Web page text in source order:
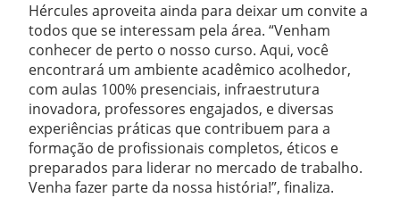
Hércules aproveita ainda para deixar um convite a
todos que se interessam pela área. “Venham
conhecer de perto o nosso curso. Aqui, você
encontrará um ambiente acadêmico acolhedor,
com aulas 100% presenciais, infraestrutura
inovadora, professores engajados, e diversas
experiências práticas que contribuem para a
formação de profissionais completos, éticos e
preparados para liderar no mercado de trabalho.
Venha fazer parte da nossa história!”, finaliza.